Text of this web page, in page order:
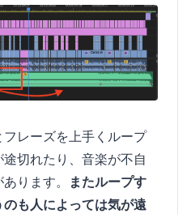
レーズを上手くループ
切れたり、音楽が不自
ります。
またループす
も人によっては気が遠